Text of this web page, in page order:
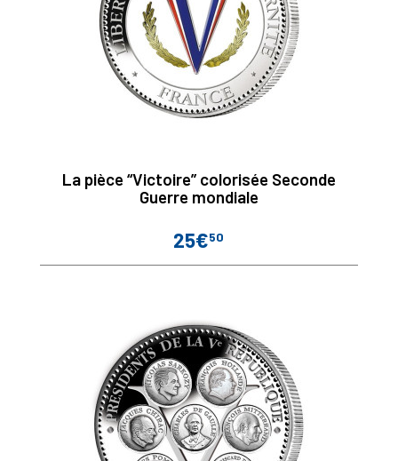
La pièce “Victoire” colorisée Seconde
Guerre mondiale
Prix
25€50